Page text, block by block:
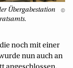
Übergabestation
©
noch mit einer
nun auch an